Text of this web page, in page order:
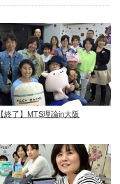
【終了】MTS理論in大阪